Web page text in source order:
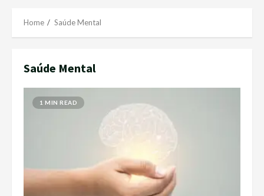
Home Saúde Mental
Saúde Mental
1 MIN READ